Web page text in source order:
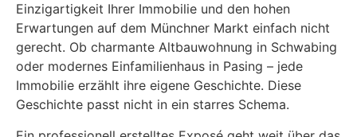
Einzigartigkeit Ihrer Immobilie und den hohen
Erwartungen auf dem Münchner Markt einfach nicht
gerecht. Ob charmante Altbauwohnung in Schwabing
oder modernes Einfamilienhaus in Pasing – jede
Immobilie erzählt ihre eigene Geschichte. Diese
Geschichte passt nicht in ein starres Schema.